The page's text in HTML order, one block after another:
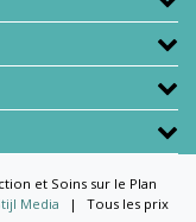
et Soins sur le Plan
Media |
Tous les prix